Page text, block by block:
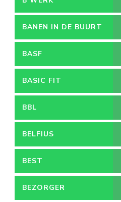
BANEN IN DE BUURT
BASF
BASIC FIT
BBL
BELFIUS
BEST
BEZORGER